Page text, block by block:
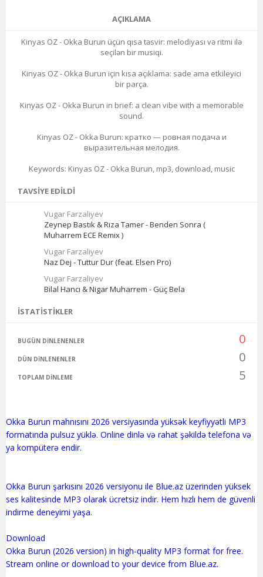
AÇIKLAMA
Kinyas OZ - Okka Burun üçün qısa təsvir: melodiyası və ritmi ilə
seçilən bir musiqi.
Kinyas OZ - Okka Burun için kısa açıklama: sade ama etkileyici
bir parça.
Kinyas OZ - Okka Burun in brief: a clean vibe with a memorable
sound.
Kinyas OZ - Okka Burun: кратко — ровная подача и
выразительная мелодия.
Keywords: Kinyas OZ - Okka Burun, mp3, download, music
TAVSIYE EDILDI
Vugar Farzaliyev
Zeynep Bastık & Rıza Tamer - Benden Sonra (
Muharrem ECE Remix )
Vugar Farzaliyev
Naz Dej - Tuttur Dur (feat. Elsen Pro)
Vugar Farzaliyev
Bilal Hancı & Nigar Muharrem - Güç Bela
İSTATISTIKLER
BUGÜN DINLENENLER 0
DÜN DINLENENLER 0
TOPLAM DINLEME 5
Okka Burun mahnısını 2026 versiyasında yüksək keyfiyyətli MP3
formatında pulsuz yüklə. Online dinlə və rahat şəkildə telefona və
ya kompüterə endir.
Okka Burun şarkısını 2026 versiyonu ile Blue.az üzerinden yüksek
ses kalitesinde MP3 olarak ücretsiz indir. Hem hızlı hem de güvenli
indirme deneyimi yaşa.
Download
Okka Burun (2026 version) in high-quality MP3 format for free.
Stream online or download to your device from Blue.az.